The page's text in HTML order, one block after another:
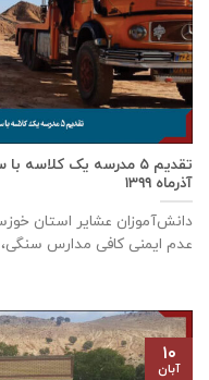
آذر‌ماه ۱۳۹۹
دانش‌آموزان عشایر استان
عدم ایمنی کافی مدارس
۱۰
آبان